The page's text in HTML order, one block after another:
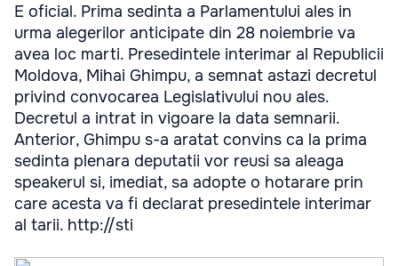
E oficial. Prima sedinta a Parlamentului ales in
urma alegerilor anticipate din 28 noiembrie va
avea loc marti. Presedintele interimar al Republicii
Moldova, Mihai Ghimpu, a semnat astazi decretul
privind convocarea Legislativului nou ales.
Decretul a intrat in vigoare la data semnarii.
Anterior, Ghimpu s-a aratat convins ca la prima
sedinta plenara deputatii vor reusi sa aleaga
speakerul si, imediat, sa adopte o hotarare prin
care acesta va fi declarat presedintele interimar
al tarii. http://sti